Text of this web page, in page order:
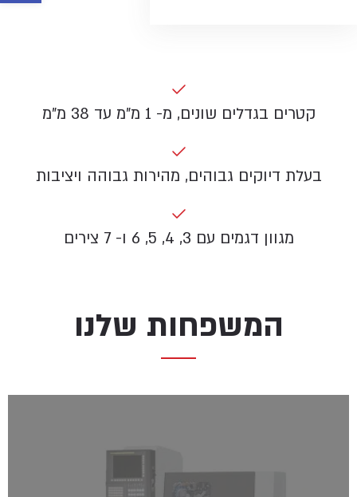
קטרים בגדלים שונים, מ- 1 מ"מ עד 38 מ"מ
בעלת דיוקים גבוהים, מהירות גבוהה ויציבות
מגוון דגמים עם 3, 4, 5, 6 ו- 7 צירים
המשפחות שלנו